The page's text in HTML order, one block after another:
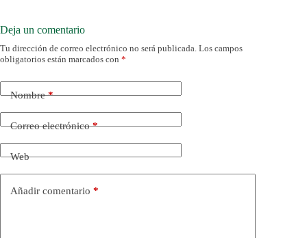
Deja un comentario
Tu dirección de correo electrónico no será publicada. Los campos
obligatorios están marcados con *
Nombre*
Correo electrónico*
Web
Añadir comentario *